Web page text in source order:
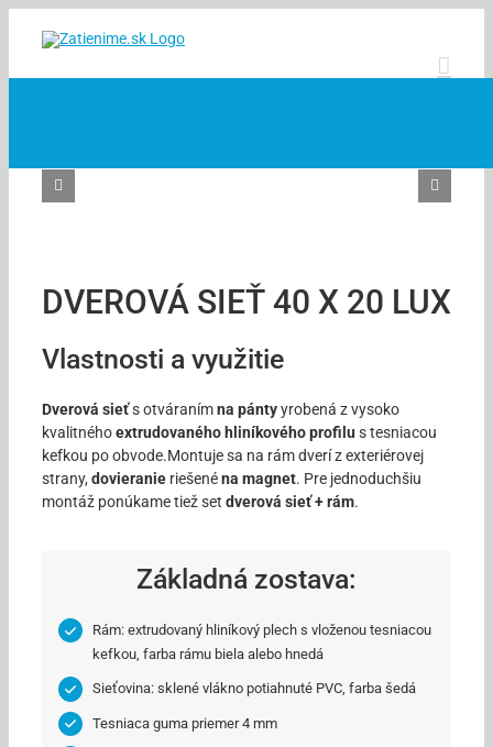
DVEROVÁ SIEŤ 40 X 20 LUX
Vlastnosti a využitie
Dverová sieťs otváranímna pántyyrobená z vysoko
kvalitnéhoextrudovaného hliníkového profilu s tesniacou
kefkou po obvode.Montuje sa na rám dverí z exteriérovej
strany, dovieranie riešenéna magnet. Pre jednoduchšiu
montáž ponúkame tiež set dverová sieť + rám.
Základná zostava:
Rám: extrudovaný hliníkový plech s vloženou tesniacou
kefkou, farba rámu biela alebo hnedá
Sieťovina: sklené vlákno potiahnuté PVC, farba šedá
Tesniaca guma priemer 4 mm